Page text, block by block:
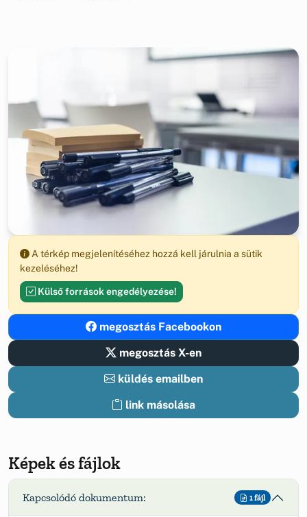
A térkép megjelenítéséhez hozzá kell járulnia a sütik
kezeléséhez!
Külső források engedélyezése!
megosztás Facebookon
megosztás X-en
küldés emailben
link másolása
Képek és fájlok
Kapcsolódó dokumentum: 1 fájl